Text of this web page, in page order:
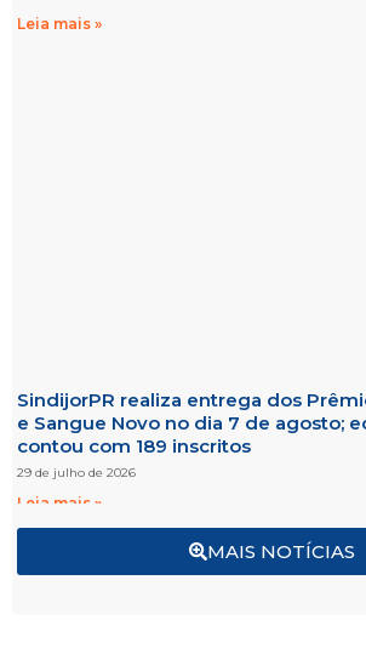
MAIS NOTÍCIAS
Leia mais »
SindijorPR realiza entrega dos
e Sangue Novo no dia 7 de agosto;
contou com 189 inscritos
29 de julho de 2026
Leia mais »